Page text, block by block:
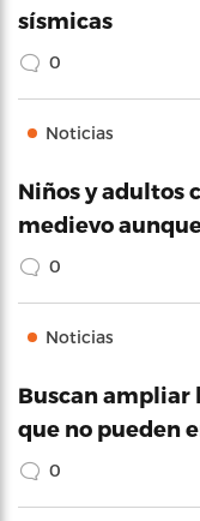
sísmicas
0
Noticias
Niños y adultos
medievo
0
Noticias
Buscan ampliar
que no pueden
0